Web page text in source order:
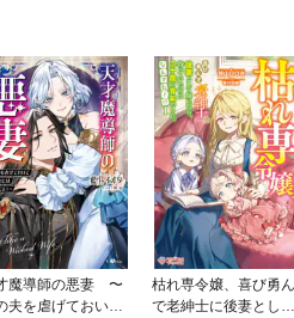
魔導師の悪妻 〜
夫を虐げておいて
枯れ専令嬢、喜び勇ん
で老紳士に後妻として